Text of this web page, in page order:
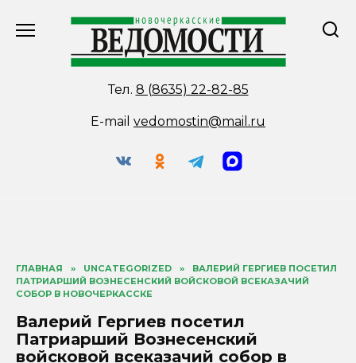
Тел. 8 (8635) 22-82-85
E-mail vedomostin@mail.ru
ГЛАВНАЯ » UNCATEGORIZED »
ВАЛЕРИЙ ГЕРГИЕВ ПОСЕТИЛ
ПАТРИАРШИЙ ВОЗНЕСЕНСКИЙ ВОЙСКОВОЙ ВСЕКАЗАЧИЙ
СОБОР В НОВОЧЕРКАССКЕ
Валерий Гергиев посетил
Патриарший Вознесенский
войсковой всеказачий собор в